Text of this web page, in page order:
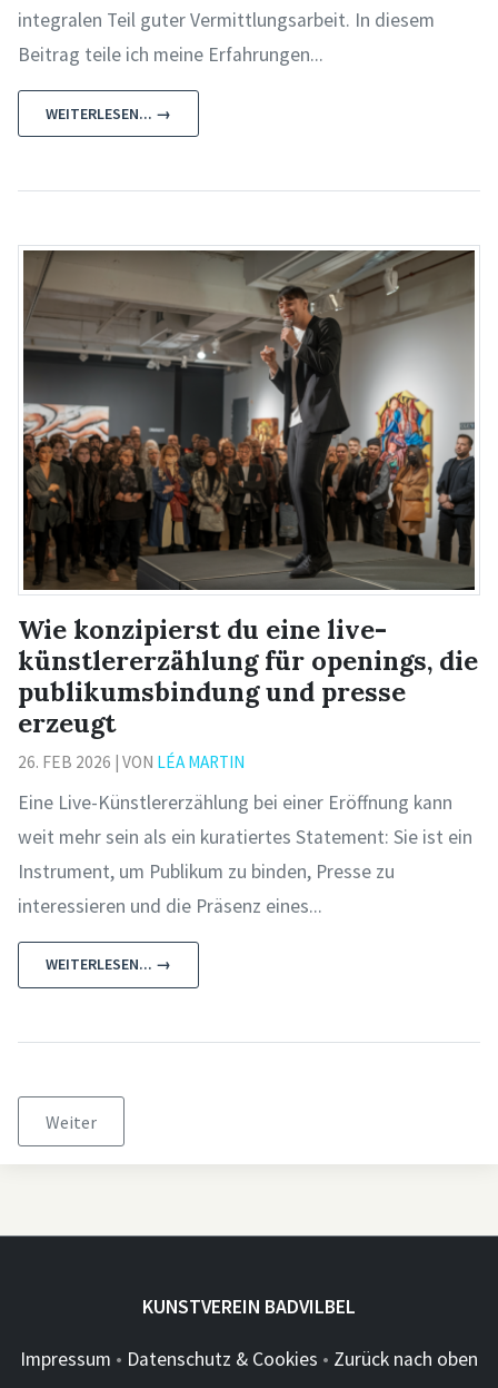
integralen Teil guter Vermittlungsarbeit. In diesem
Beitrag teile ich meine Erfahrungen...
WEITERLESEN... →
Wie konzipierst du eine live-
künstlererzählung für openings, die
publikumsbindung und presse
erzeugt
26. FEB 2026 | VON LÉA MARTIN
Eine Live-Künstlererzählung bei einer Eröffnung kann
weit mehr sein als ein kuratiertes Statement: Sie ist ein
Instrument, um Publikum zu binden, Presse zu
interessieren und die Präsenz eines...
WEITERLESEN... →
Weiter
KUNSTVEREIN BADVILBEL
Impressum • Datenschutz & Cookies • Zurück nach oben